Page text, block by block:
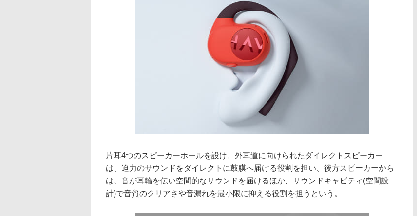
片耳4つのスピーカーホールを設け、外耳道に向けられたダイレクトスピーカー
は、迫力のサウンドをダイレクトに鼓膜へ届ける役割を担い、後方スピーカーから
は、音が耳輪を伝い空間的なサウンドを届けるほか、サウンドキャビティ(空間設
計)で音質のクリアさや音漏れを最小限に抑える役割を担うという。